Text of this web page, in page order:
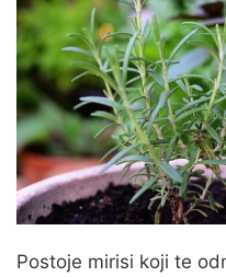
Postoje mirisi koji te